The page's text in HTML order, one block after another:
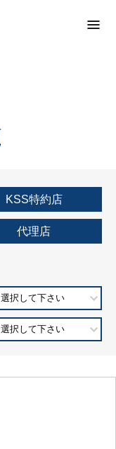
KSS特約店
代理店
択して下さい
択して下さい